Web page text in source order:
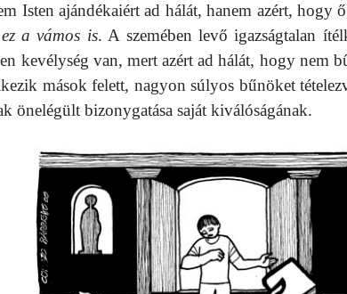
Isten ajándékaiért ad hálát, hanem azért, hogy ő
a vámos is. A szemében levő igazságtalan
kevélység van, mert azért ad hálát, hogy nem
mások felett, nagyon súlyos bűnöket
önelégült bizonygatása saját kiválóságának.